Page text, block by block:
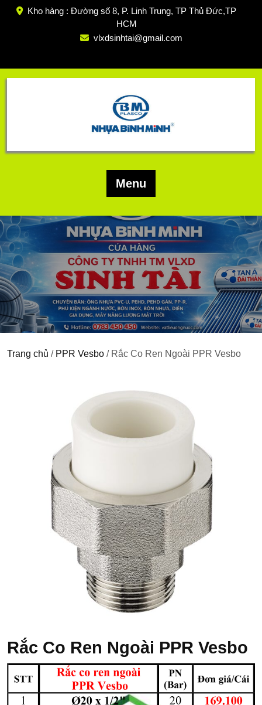
Skip
Kho hàng : Đường số 8, P. Linh Trung, TP Thủ Đức,TP
HCM
vlxdsinhtai@gmail.com
Menu
Trang chủ / PPR Vesbo / Rắc Co Ren Ngoài PPR Vesbo
Rắc Co Ren Ngoài PPR Vesbo